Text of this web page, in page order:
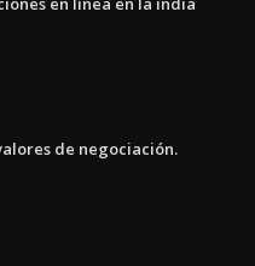
de negociación.